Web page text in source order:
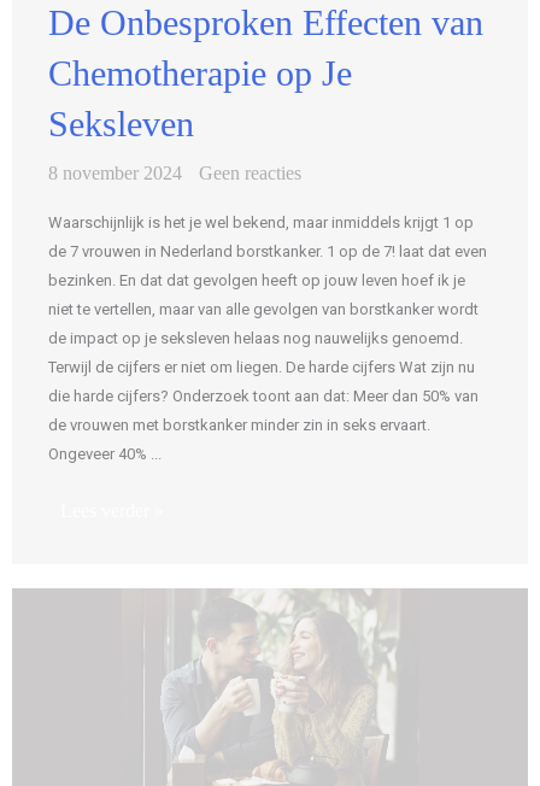
De Onbesproken Effecten van
Chemotherapie op Je
Seksleven
8 november 2024 Geen reacties
Waarschijnlijk is het je wel bekend, maar inmiddels krijgt 1 op
de 7 vrouwen in Nederland borstkanker. 1 op de 7! laat dat even
bezinken. En dat dat gevolgen heeft op jouw leven hoef ik je
niet te vertellen, maar van alle gevolgen van borstkanker wordt
de impact op je seksleven helaas nog nauwelijks genoemd.
Terwijl de cijfers er niet om liegen. De harde cijfers Wat zijn nu
die harde cijfers? Onderzoek toont aan dat: Meer dan 50% van
de vrouwen met borstkanker minder zin in seks ervaart.
Ongeveer 40% ...